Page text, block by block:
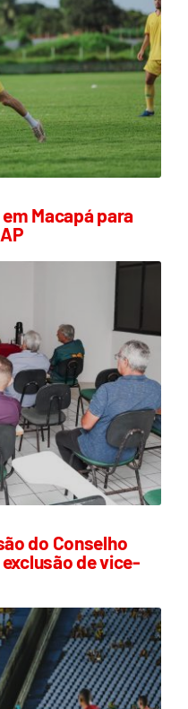
Macapá para
do Conselho
de vice-